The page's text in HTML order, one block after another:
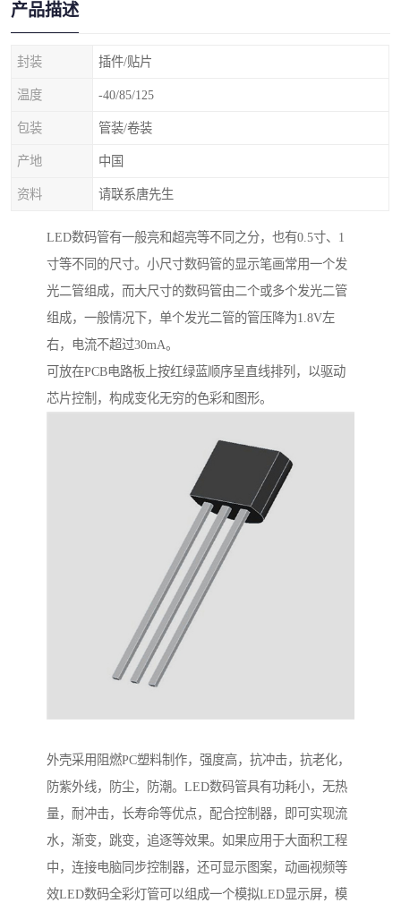
产品描述
封装 插件/贴片
温度 -40/85/125
包装 管装/卷装
产地 中国
资料 请联系唐先生
LED数码管有一般亮和超亮等不同之分，也有0.5寸、1
寸等不同的尺寸。小尺寸数码管的显示笔画常用一个发
光二管组成，而大尺寸的数码管由二个或多个发光二管
组成，一般情况下，单个发光二管的管压降为1.8V左
右，电流不超过30mA。
可放在PCB电路板上按红绿蓝顺序呈直线排列，以驱动
芯片控制，构成变化无穷的色彩和图形。
外壳采用阻燃PC塑料制作，强度高，抗冲击，抗老化，
防紫外线，防尘，防潮。LED数码管具有功耗小，无热
量，耐冲击，长寿命等优点，配合控制器，即可实现流
水，渐变，跳变，追逐等效果。如果应用于大面积工程
中，连接电脑同步控制器，还可显示图案，动画视频等
效LED数码全彩灯管可以组成一个模拟LED显示屏，模